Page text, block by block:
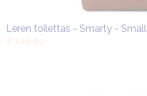
Leren toilettas - Smarty - Small
€ 108,99